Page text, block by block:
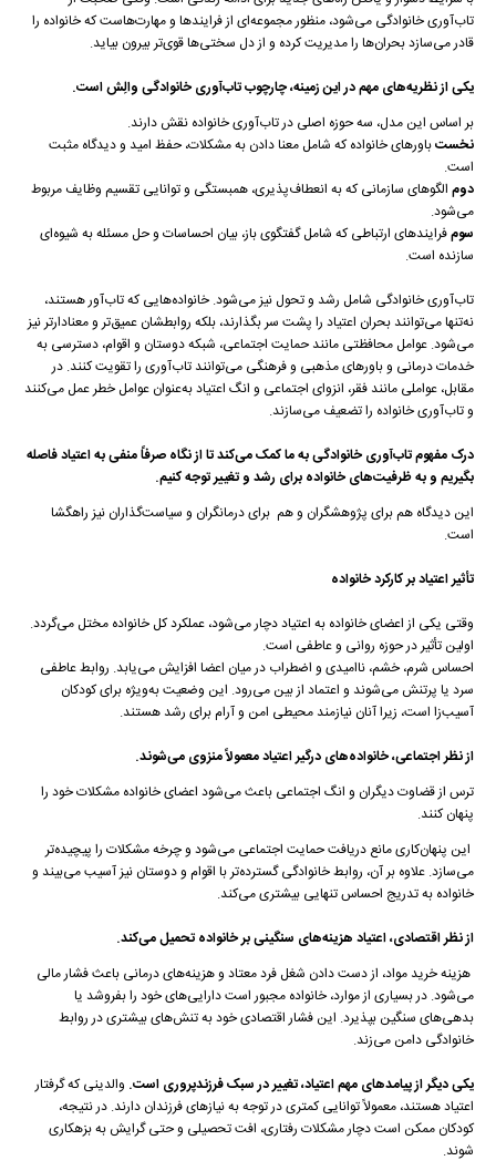
تاب‌آوری خانوادگی می‌شود، منظور مجموعه‌ای از فرایندها و مهارت‌هاست که خانواده را
قادر می‌سازد بحران‌ها را مدیریت کرده و از دل سختی‌ها قوی‌تر بیرون بیاید.
یکی از نظریه‌های مهم در این زمینه، چارچوب تاب‌آوری خانوادگی والِش است.
بر اساس این مدل، سه حوزه اصلی در تاب‌آوری خانواده نقش دارند.
نخستباورهای خانواده که شامل معنا دادن به مشکلات، حفظ امید و دیدگاه مثبت
است.
دوم الگوهای سازمانی که به انعطاف‌پذیری، همبستگی و توانایی تقسیم وظایف مربوط
می‌شود.
سومفرایندهای ارتباطی که شامل گفتگوی باز، بیان احساسات و حل مسئله به شیوه‌ای
سازنده است.
تاب‌آوری خانوادگی شامل رشد و تحول نیز می‌شود. خانواده‌هایی که تاب‌آور هستند،
نه‌تنها می‌توانند بحران اعتیاد را پشت سر بگذارند، بلکه روابطشان عمیق‌تر و معنادارتر نیز
می‌شود. عوامل محافظتی مانند حمایت اجتماعی، شبکه دوستان و اقوام، دسترسی به
خدمات درمانی و باورهای مذهبی و فرهنگی می‌توانند تاب‌آوری را تقویت کنند. در
مقابل، عواملی مانند فقر، انزوای اجتماعی و انگ اعتیاد به‌عنوان عوامل خطر عمل می‌کنند
و تاب‌آوری خانواده را تضعیف می‌سازند.
درک مفهوم تاب‌آوری خانوادگی به ما کمک می‌کند تا از نگاه صرفاً منفی به اعتیاد فاصله
بگیریم و به ظرفیت‌های خانواده برای رشد و تغییر توجه کنیم.
این دیدگاه هم برای پژوهشگران و هم برای درمانگران و سیاست‌گذاران نیز راهگشا
است.
تأثیر اعتیاد بر کارکرد خانواده
وقتی یکی از اعضای خانواده به اعتیاد دچار می‌شود، عملکرد کل خانواده مختل می‌گردد.
اولین تأثیر در حوزه روانی و عاطفی است.
احساس شرم، خشم، ناامیدی و اضطراب در میان اعضا افزایش می‌یابد. روابط عاطفی
سرد یا پرتنش می‌شوند و اعتماد از بین می‌رود. این وضعیت به‌ویژه برای کودکان
آسیب‌زا است، زیرا آنان نیازمند محیطی امن و آرام برای رشد هستند.
از نظر اجتماعی، خانواده‌های درگیر اعتیاد معمولاً منزوی می‌شوند.
ترس از قضاوت دیگران و انگ اجتماعی باعث می‌شود اعضای خانواده مشکلات خود را
پنهان کنند.
این پنهان‌کاری مانع دریافت حمایت اجتماعی می‌شود و چرخه مشکلات را پیچیده‌تر
می‌سازد. علاوه بر آن، روابط خانوادگی گسترده‌تر با اقوام و دوستان نیز آسیب می‌بیند و
خانواده به تدریج احساس تنهایی بیشتری می‌کند.
از نظر اقتصادی، اعتیاد هزینه‌های سنگینی بر خانواده تحمیل می‌کند.
هزینه خرید مواد، از دست دادن شغل فرد معتاد و هزینه‌های درمانی باعث فشار مالی
می‌شود. در بسیاری از موارد، خانواده مجبور است دارایی‌های خود را بفروشد یا
بدهی‌های سنگین بپذیرد. این فشار اقتصادی خود به تنش‌های بیشتری در روابط
خانوادگی دامن می‌زند.
یکی دیگر از پیامدهای مهم اعتیاد، تغییر در سبک فرزندپروری است. والدینی که گرفتار
اعتیاد هستند، معمولاً توانایی کمتری در توجه به نیازهای فرزندان دارند. در نتیجه،
کودکان ممکن است دچار مشکلات رفتاری، افت تحصیلی و حتی گرایش به بزهکاری
شوند.